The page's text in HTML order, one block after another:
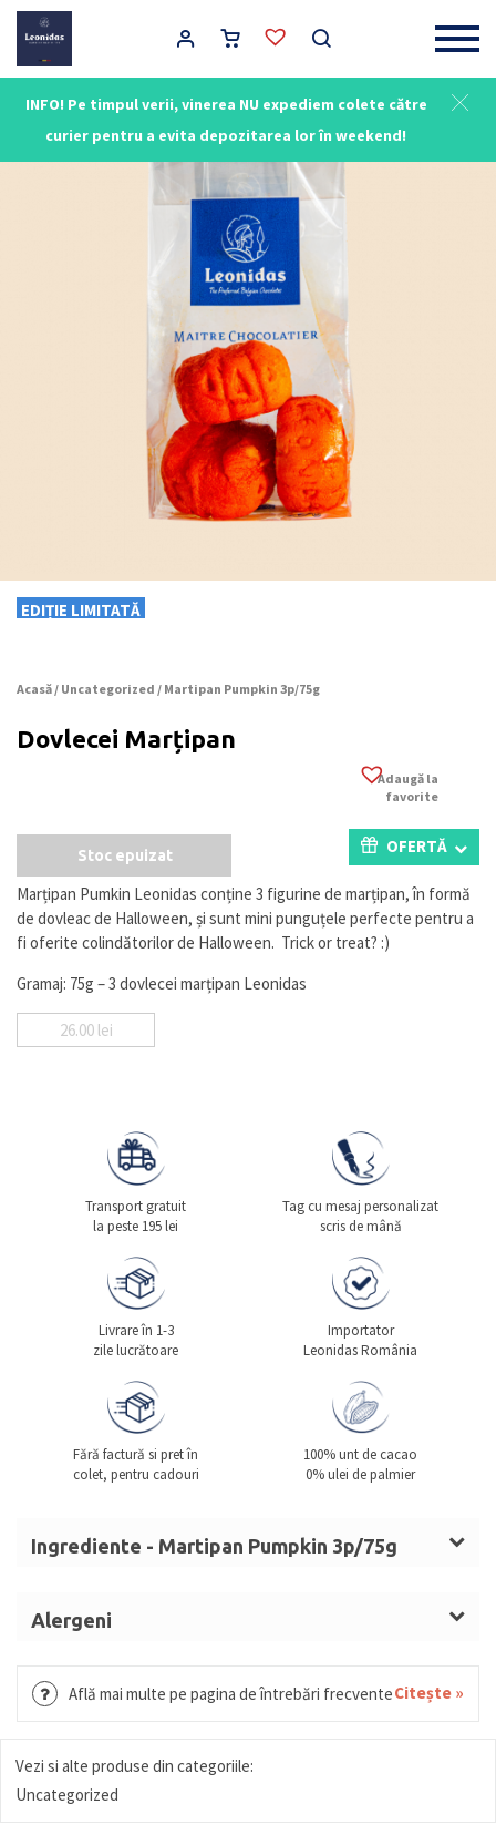
INFO! Pe timpul verii, vinerea NU expediem colete către
curier pentru a evita depozitarea lor în weekend!
Main Navigation
EDIȚIE LIMITATĂ
Acasă/ Uncategorized / Martipan Pumpkin 3p/75g
Dovlecei Marțipan
Adaugă la
favorite
Stoc epuizat OFERTĂ
Marțipan Pumkin Leonidas conține 3 figurine de marțipan, în formă
de dovleac de Halloween, și sunt mini punguțele perfecte pentru a
fi oferite colindătorilor de Halloween. Trick or treat? :)
Gramaj: 75g – 3 dovlecei marțipan Leonidas
26.00 lei
Transport gratuit
la peste 195 lei
Tag cu mesaj personalizat
scris de mână
Livrare în 1-3
zile lucrătoare
Importator
Leonidas România
Fără factură si pret în
colet, pentru cadouri
100% unt de cacao
0% ulei de palmier
Ingrediente - Martipan Pumpkin 3p/75g
de zahăr invertit, sirop de glucoză, coloranți
potasiu, aromă, agent de acoperire: șelac.
Alergeni
Află mai multe pe pagina de întrebări frecventeCitește »
Vezi si alte produse din categoriile:
Uncategorized